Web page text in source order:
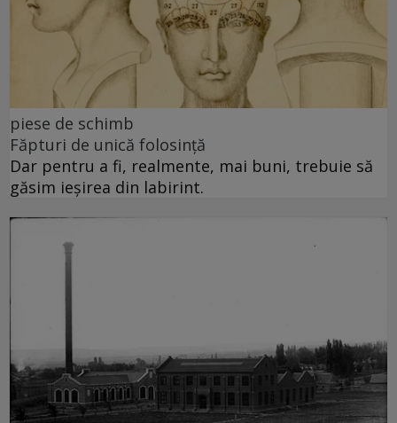
piese de schimb
Făpturi de unică folosință
Dar pentru a fi, realmente, mai buni, trebuie să
găsim ieșirea din labirint.